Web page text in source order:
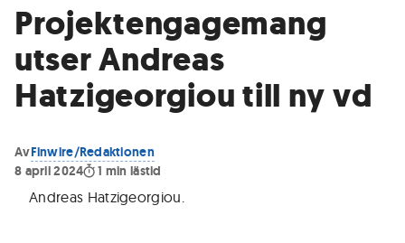
Projektengagemang
utser Andreas
Hatzigeorgiou till ny vd
AvFinwire/Redaktionen
8 april 2024
1 min lästid
Andreas Hatzigeorgiou.